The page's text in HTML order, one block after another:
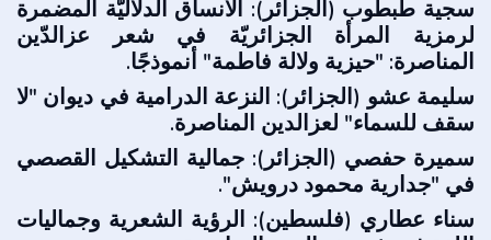
سجية طبطوب (الجزائر): الأنساق الدلاليّة المضمرة
لرمزية المرأة الجزائريّة في شعر عزالدّين
المناصرة: "حيزية ولالة فاطمة" أنموذجًا.
سليمة عشو (الجزائر): النزعة الدرامية في ديوان "لا
سقف للسماء" لعزالدين المناصرة.
سميرة حفصي (الجزائر): جمالية التشكيل القصصي
في "جدارية محمود درويش".
سناء عطاري (فلسطين): الرؤية الشعرية وجماليات